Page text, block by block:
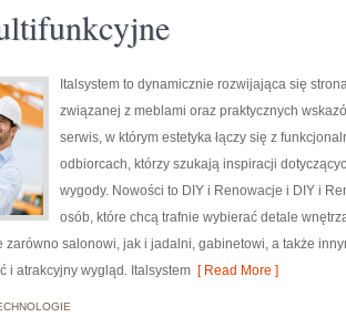
Italsystem to dynamicznie rozwijająca się
związanej z meblami oraz praktycznych
serwis, w którym estetyka łączy się z
odbiorcach, którzy szukają inspiracji
wygody. Nowości to DIY i Renowacje i DIY i
osób, które chcą trafnie wybierać detale
zarówno salonowi, jak i jadalni, gabinetowi, a także
i atrakcyjny wygląd. Italsystem [ Read More ]